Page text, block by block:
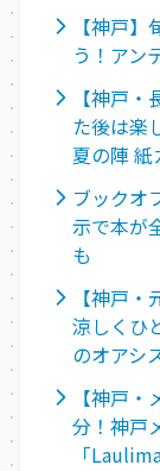
【神戸
う！アン
【神戸
た後は楽
夏の陣
ブックオ
示で本が
も
【神戸
涼しくひ
のオアシ
【神戸
分！神戸
「